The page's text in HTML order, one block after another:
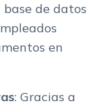
de datos
en
: Gracias a